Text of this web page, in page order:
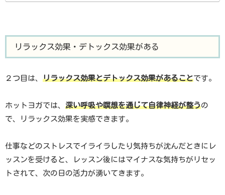
リラックス効果・デトックス効果がある
２つ目は、 リラックス効果とデトックス効果があることです。
ホットヨガでは、 深い呼吸や瞑想を通じて自律神経が整うの
で、リラックス効果を実感できます。
仕事などのストレスでイライラしたり気持ちが沈んだときにレ
ッスンを受けると、レッスン後にはマイナスな気持ちがリセッ
トされて、次の日の活力が湧いてきます。